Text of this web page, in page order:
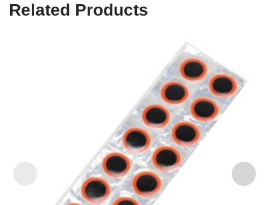
Related Products